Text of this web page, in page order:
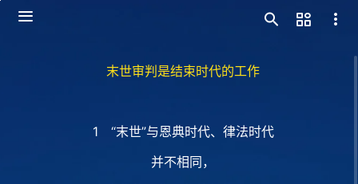
末世审判是结束时代的工作
1 “末世”与恩典时代、律法时代
并不相同，